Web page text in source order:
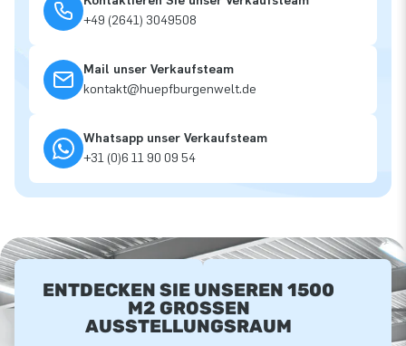
+49 (2641) 3049508
Mail unser Verkaufsteam
kontakt@huepfburgenwelt.de
Whatsapp unser Verkaufsteam
+31 (0)6 11 90 09 54
ENTDECKEN SIE UNSEREN 1500
M2 GROSSEN A
USSTELLUNGSRAUM